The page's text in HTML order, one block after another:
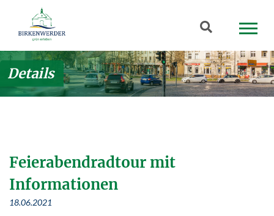
Zum Hauptinhalt springen
Suchbegriff
Details
Feierabendradtour mit
Informationen
18.06.2021